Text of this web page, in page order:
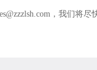
，我们将尽